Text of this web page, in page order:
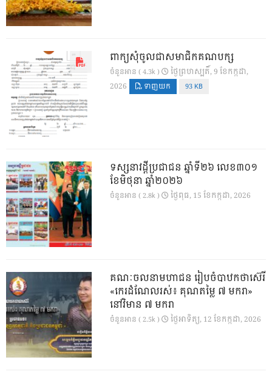
ពាក្យសុំចូលជាសមាជិកគណបក្ស
ចំនួនអាន ( 4.3k )
ថ្ងៃ​ព្រហស្បតិ៍, 9 ខែ​កក្កដា,
2026
ទាញយក 93 KB
ទស្សនាវដ្ដីប្រជាជន ឆ្នាំទី២៦ លេខ៣០១
ខែមិថុនា ឆ្នាំ២០២៦
ចំនួនអាន ( 2.8k ) ថ្ងៃ​ពុធ, 15 ខែ​កក្កដា, 2026
គណៈចលនាមហាជន រៀបចំបាឋកថាស៊េរី
«កេរដំណែលរស់៖ គុណតម្លៃ ៧ មករា»
នៅវិមាន ៧ មករា
ចំនួនអាន ( 2.5k ) ថ្ងៃ​អាទិត្យ, 12 ខែ​កក្កដា, 2026